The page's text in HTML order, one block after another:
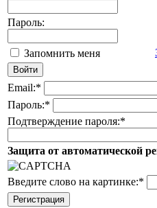
Пароль:
Запомнить меня
Email:*
Пароль:*
Подтверждение пароля:*
Защита от автоматической
Введите слово на картинке:*